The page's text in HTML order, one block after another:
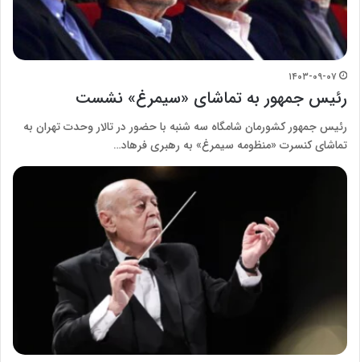
۱۴۰۳-۰۹-۰۷
رئیس جمهور به تماشای «سیمرغ» نشست
رئیس جمهور کشورمان شامگاه سه شنبه با حضور در تالار وحدت تهران به
تماشای کنسرت «منظومه سیمرغ» به رهبری فرهاد…